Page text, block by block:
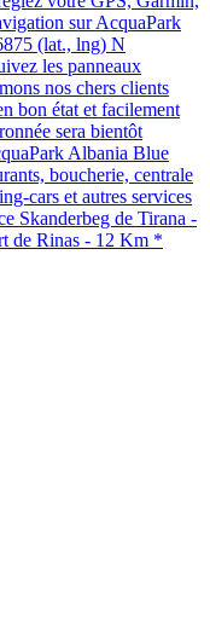
sur AcquaPark
(lat., lng) N
les panneaux
nos chers clients
bon état et facilement
sera bientôt
Albania Blue
boucherie, centrale
cars et autres services
Skanderbeg de Tirana -
de Rinas - 12 Km *